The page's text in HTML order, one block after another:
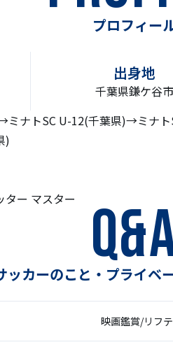
プロフィー
出身地
千葉県鎌ケ谷市
ミナトSC U-12(千葉県)→ミナ
)
ター マスター
ッカーのこと・プライベ
映画鑑賞/リフ